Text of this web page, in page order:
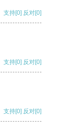
支持[0] 反对[0]
支持[0] 反对[0]
支持[0] 反对[0]